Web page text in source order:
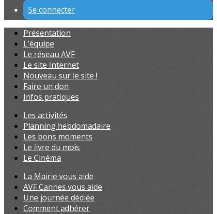
Se connecter
Présentation
L'équipe
Le réseau AVF
Le site Internet
Nouveau sur le site !
Faire un don
Infos pratiques
Les activités
Planning hebdomadaire
Les bons moments
Le livre du mois
Le Cinéma
La Mairie vous aide
AVF Cannes vous aide
Une journée dédiée
Comment adhérer